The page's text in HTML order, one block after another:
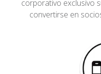
corporativo exclusivo
convertirse en